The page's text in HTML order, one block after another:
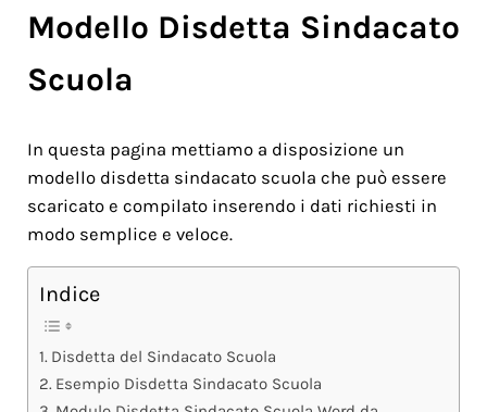
Modello Disdetta Sindacato
Scuola
In questa pagina mettiamo a disposizione un
modello disdetta sindacato scuola che può essere
scaricato e compilato inserendo i dati richiesti in
modo semplice e veloce.
Indice
Disdetta del Sindacato Scuola
Esempio Disdetta Sindacato Scuola